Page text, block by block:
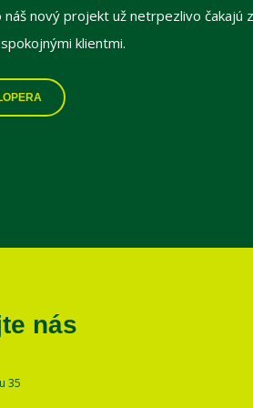
nový projekt už netrpezlivo čakajú
klientmi.
nás
35